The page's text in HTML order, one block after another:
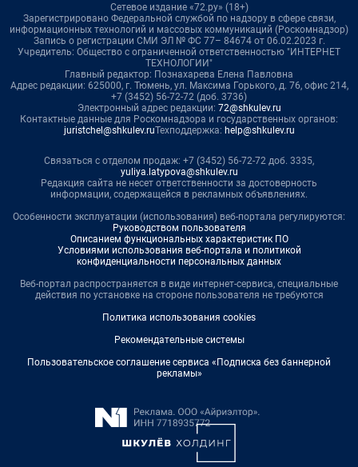
Сетевое издание «72.ру» (18+)
Зарегистрировано Федеральной службой по надзору в сфере связи,
информационных технологий и массовых коммуникаций (Роскомнадзор)
Запись о регистрации СМИ ЭЛ № ФС 77– 84674 от 06.02.2023 г.
Учредитель: Общество с ограниченной ответственностью "ИНТЕРНЕТ
ТЕХНОЛОГИИ"
Главный редактор: Познахарева Елена Павловна
Адрес редакции: 625000, г. Тюмень, ул. Максима Горького, д. 76, офис 214,
+7 (3452) 56-72-72 (доб. 3736)
Электронный адрес редакции: 72@shkulev.ru
Контактные данные для Роскомнадзора и государственных органов:
juristchel@shkulev.ruТехподдержка: help@shkulev.ru
Связаться с отделом продаж: +7 (3452) 56-72-72 доб. 3335,
yuliya.latypova@shkulev.ru
Редакция сайта не несет ответственности за достоверность
информации, содержащейся в рекламных объявлениях.
Особенности эксплуатации (использования) веб-портала регулируются:
Руководством пользователя
Описанием функциональных характеристик ПО
Условиями использования веб-портала и политикой
конфиденциальности персональных данных
Веб-портал распространяется в виде интернет-сервиса, специальные
действия по установке на стороне пользователя не требуются
Политика использования cookies
Рекомендательные системы
Пользовательское соглашение сервиса «Подписка без баннерной
рекламы»